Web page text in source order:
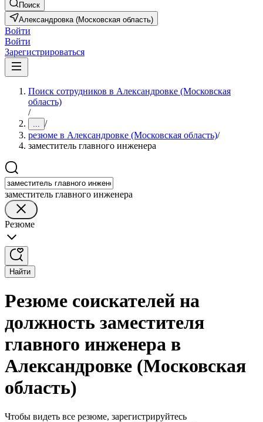
Поиск
Александровка (Московская область)
Войти
Войти
Зарегистрироваться
Поиск сотрудников в Александровке (Московская
область)
/
... /
резюме в Александровке (Московская область)/
заместитель главного инженера
заместитель главного инженера
Резюме
Найти
Резюме соискателей на
должность заместителя
главного инженера в
Александровке (Московская
область)
Чтобы видеть все резюме, зарегистрируйтесь